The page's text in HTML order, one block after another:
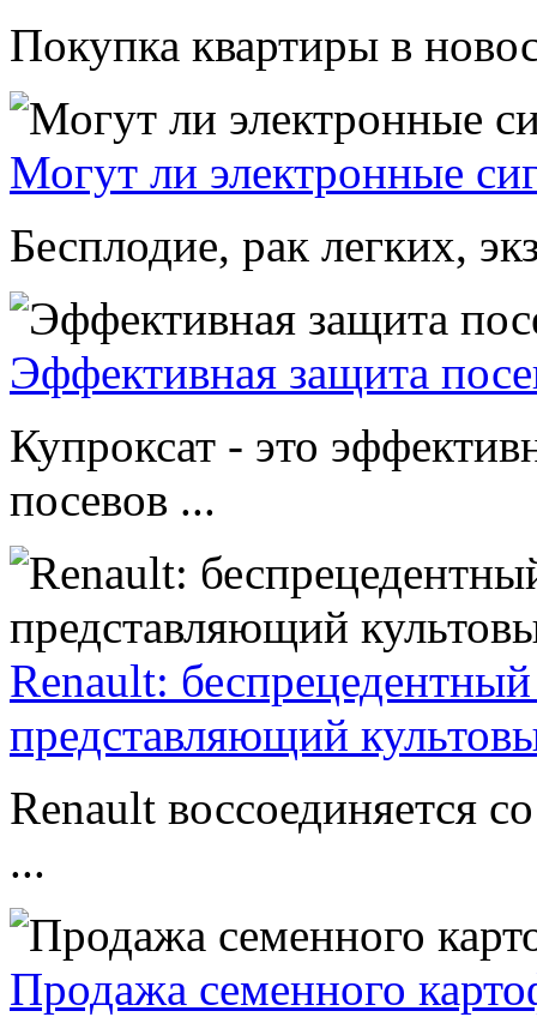
Покупка квартиры в
Могут ли электронные
Бесплодие, рак легких,
Эффективная защита
Купроксат - это
посевов ...
Renault:
представляющий
Renault воссоединяется
...
Продажа семенного